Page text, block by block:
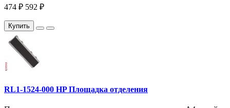
474 ₽ 592 ₽
Купить
RL1-1524-000 HP Площадка отделения